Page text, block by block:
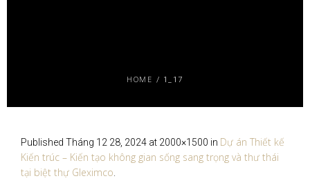
HOME / 1_17
Published Tháng 12 28, 2024 at 2000×1500 in Dự án Thiết kế
Kiến trúc – Kiến tạo không gian sống sang trọng và thư thái
tại biệt thự Gleximco.